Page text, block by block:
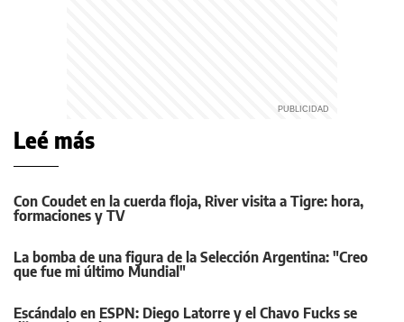
Leé más
Con Coudet en la cuerda floja, River visita a Tigre: hora,
formaciones y TV
La bomba de una figura de la Selección Argentina: "Creo
que fue mi último Mundial"
Escándalo en ESPN: Diego Latorre y el Chavo Fucks se